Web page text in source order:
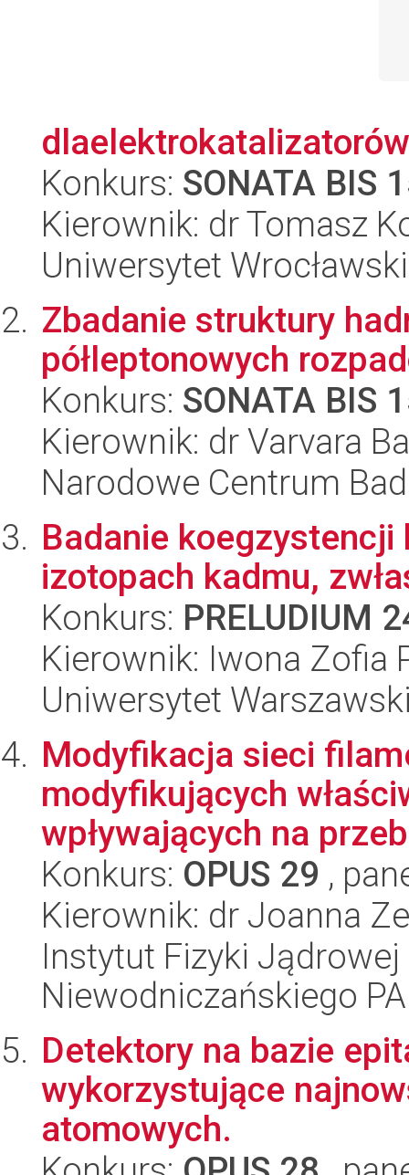
Konkurs: SONATA BIS
Kierownik: dr Tomasz
Uniwersytet Wrocławski
Zbadanie struktury
półleptonowych
Konkurs: SONATA BIS
Kierownik: dr Varvara
Narodowe Centrum
Badanie
izotopach kadmu,
Konkurs: PRELUDIUM
Kierownik: Iwona Zofia
Uniwersytet
Modyfikacja sieci
modyfikujących
wpływających na
Konkurs: OPUS 29 ,
Kierownik: dr Joanna
Instytut Fizyki
Niewodniczańskiego
Detektory na bazie
wykorzystujące
atomowych.